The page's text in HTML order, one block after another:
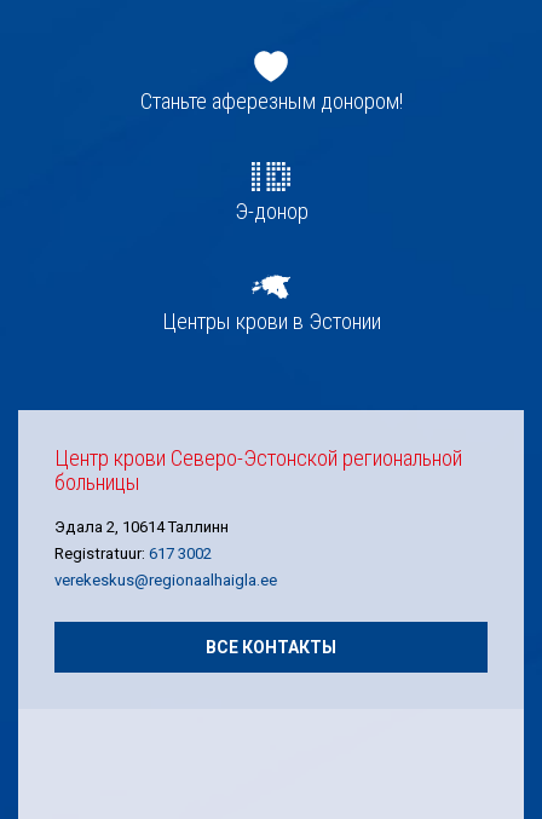
navigatsioonСтаньте аферезным донором!
Э-донор
Центры крови в Эстонии
Центр крови Северо-Эстонской региональной
больницы
Эдала 2, 10614 Таллинн
Registratuur: 617 3002
verekeskus@regionaalhaigla.ee
ВСЕ КОНТАКТЫ